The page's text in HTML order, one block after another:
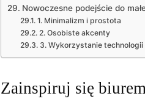
Nowoczesne podejście do
1. Minimalizm i​ prostota
2.⁣ Osobiste ⁢akcenty
3. Wykorzystanie technologii
Zainspiruj się